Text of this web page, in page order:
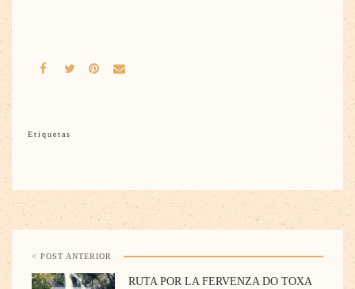
Etiquetas
< POST ANTERIOR
RUTA POR LA FERVENZA DO TOXA